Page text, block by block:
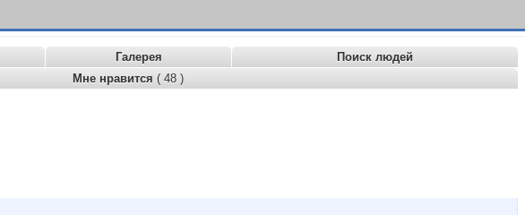
Галерея
Поиск людей
Мне нравится ( 48 )